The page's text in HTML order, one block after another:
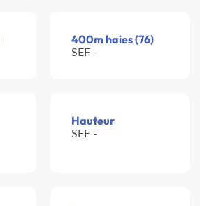
400m haies (76)
SEF -
Hauteur
SEF -